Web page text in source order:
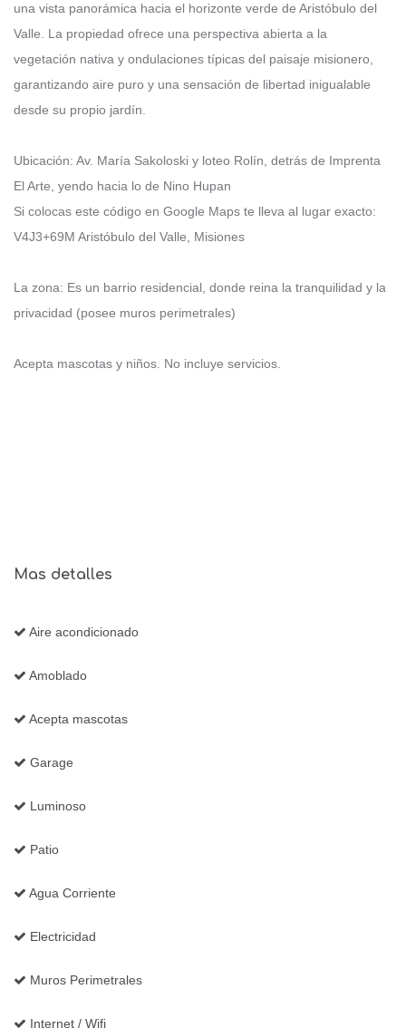
una vista panorámica hacia el horizonte verde de Aristóbulo del
Valle. La propiedad ofrece una perspectiva abierta a la
vegetación nativa y ondulaciones típicas del paisaje misionero,
garantizando aire puro y una sensación de libertad inigualable
desde su propio jardín.
Ubicación: Av. María Sakoloski y loteo Rolín, detrás de Imprenta
El Arte, yendo hacia lo de Nino Hupan
Si colocas este código en Google Maps te lleva al lugar exacto:
V4J3+69M Aristóbulo del Valle, Misiones
La zona: Es un barrio residencial, donde reina la tranquilidad y la
privacidad (posee muros perimetrales)
Acepta mascotas y niños. No incluye servicios.
Mas detalles
Aire acondicionado
Amoblado
Acepta mascotas
Garage
Luminoso
Patio
Agua Corriente
Electricidad
Muros Perimetrales
Internet / Wifi